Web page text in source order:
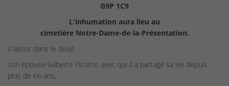
G9P 1C9
L'inhumation aura lieu au
cimetière Notre-Dame-de-la-Présentation.
Il laisse dans le deuil:
son épouse Gilberte Picotte, avec qui il a partagé sa vie depuis
plus de 66 ans;